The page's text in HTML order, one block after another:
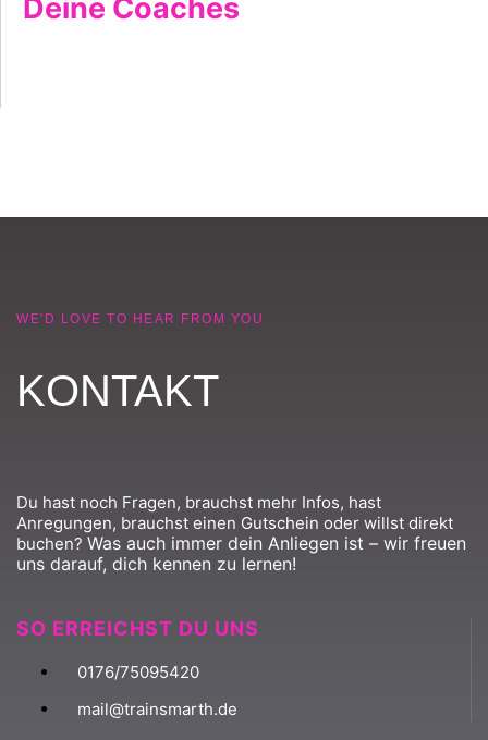
Deine Coaches
WE'D LOVE TO HEAR FROM YOU
KONTAKT
Du hast noch Fragen, brauchst mehr Infos, hast
Anregungen, brauchst einen Gutschein oder willst direkt
buchen? Was auch immer dein Anliegen ist – wir freuen
uns darauf, dich kennen zu lernen!
SO ERREICHST DU UNS
0176/75095420
mail@trainsmarth.de